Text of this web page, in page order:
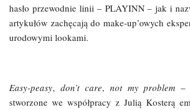
hasło przewodnie linii – PLAYINN – jak i
artykułów zachęcają do make-up’owych
urodowymi lookami.
Easy-peasy,don’t care,not my problem–
stworzone we współpracy z Julią Kosterą